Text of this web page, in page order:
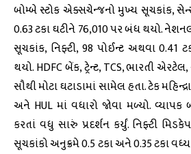
બોમ્બે સ્ટોક એક્સચેન્જનો મુખ્ય સૂચકાંક,
0.63 ટકા ઘટીને 76,010 પર બંધ થયો.
સૂચકાંક, નિફ્ટી, 98 પોઈન્ટ અથવા 0.41
થયો. HDFC બેંક, ટ્રેન્ટ, TCS, ભારતી
સૌથી મોટા ઘટાડામાં સામેલ હતા. ટેક
અને HUL માં વધારો જોવા મળ્યો. વ્યાપક
કરતાં વધુ સારું પ્રદર્શન કર્યું. નિફ્ટી
સૂચકાંકો અનુક્રમે 0.5 ટકા અને 0.35 ટકા